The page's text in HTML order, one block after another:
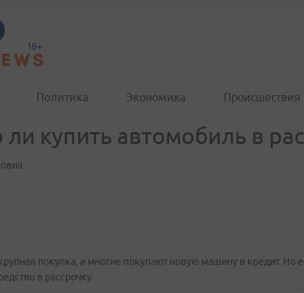
Политика Экономика Происшествия
купить автомобиль в
покупка, и многие покупают новую машину в кредит. Но
в рассрочку.